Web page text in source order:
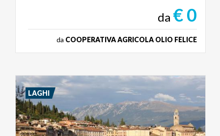
da € 0
da COOPERATIVA AGRICOLA OLIO FELICE
LAGHI